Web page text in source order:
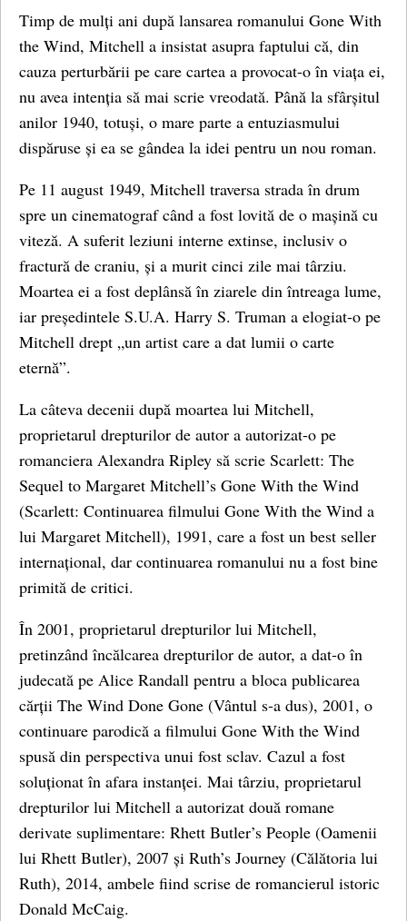
Timp de mulți ani după lansarea romanului Gone With
the Wind, Mitchell a insistat asupra faptului că, din
cauza perturbării pe care cartea a provocat-o în viața ei,
nu avea intenția să mai scrie vreodată. Până la sfârșitul
anilor 1940, totuși, o mare parte a entuziasmului
dispăruse și ea se gândea la idei pentru un nou roman.
Pe 11 august 1949, Mitchell traversa strada în drum
spre un cinematograf când a fost lovită de o mașină cu
viteză. A suferit leziuni interne extinse, inclusiv o
fractură de craniu, și a murit cinci zile mai târziu.
Moartea ei a fost deplânsă în ziarele din întreaga lume,
iar președintele S.U.A. Harry S. Truman a elogiat-o pe
Mitchell drept „un artist care a dat lumii o carte
eternă”.
La câteva decenii după moartea lui Mitchell,
proprietarul drepturilor de autor a autorizat-o pe
romanciera Alexandra Ripley să scrie Scarlett: The
Sequel to Margaret Mitchell’s Gone With the Wind
(Scarlett: Continuarea filmului Gone With the Wind a
lui Margaret Mitchell), 1991, care a fost un best seller
internațional, dar continuarea romanului nu a fost bine
primită de critici.
În 2001, proprietarul drepturilor lui Mitchell,
pretinzând încălcarea drepturilor de autor, a dat-o în
judecată pe Alice Randall pentru a bloca publicarea
cărții The Wind Done Gone (Vântul s-a dus), 2001, o
continuare parodică a filmului Gone With the Wind
spusă din perspectiva unui fost sclav. Cazul a fost
soluționat în afara instanței. Mai târziu, proprietarul
drepturilor lui Mitchell a autorizat două romane
derivate suplimentare: Rhett Butler’s People (Oamenii
lui Rhett Butler), 2007 și Ruth’s Journey (Călătoria lui
Ruth), 2014, ambele fiind scrise de romancierul istoric
Donald McCaig.